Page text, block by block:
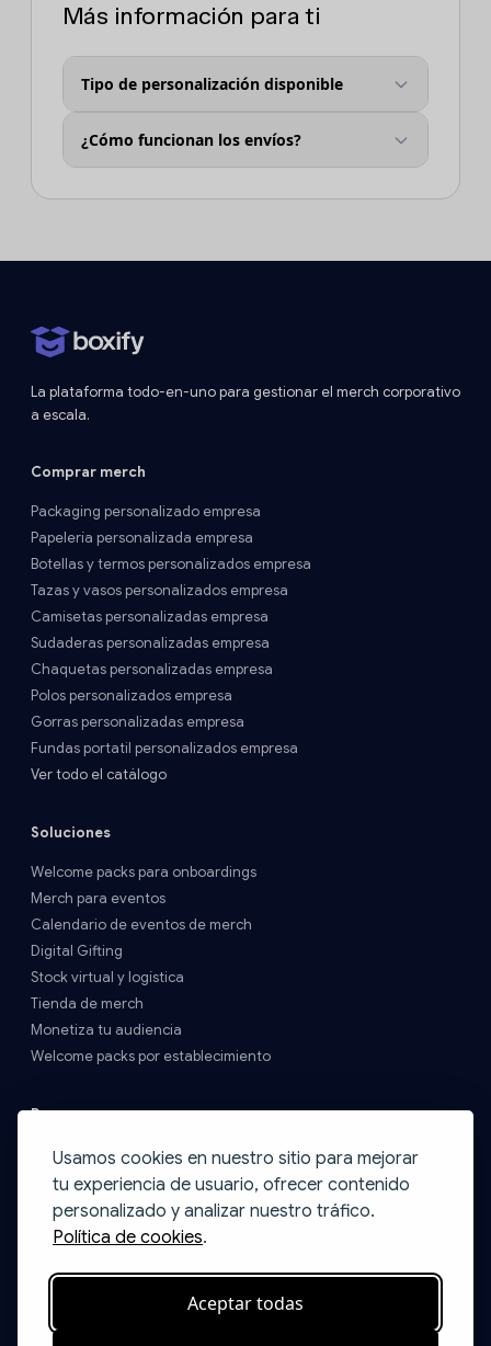
Usamos cookies en nuestro sitio para mejorar
tu experiencia de usuario, ofrecer contenido
personalizado y analizar nuestro tráfico.
Política de cookies.
Aceptar todas
Más información para ti
Tipo de personalización disponible
¿Cómo funcionan los envíos?
La plataforma todo-en-uno para gestionar el merch corporativo
a escala.
Comprar merch
Packaging personalizado empresa
Papelería personalizada empresa
Botellas y termos personalizados empresa
Tazas y vasos personalizados empresa
Camisetas personalizadas empresa
Sudaderas personalizadas empresa
Chaquetas personalizadas empresa
Polos personalizados empresa
Gorras personalizadas empresa
Fundas portatil personalizados empresa
Ver todo el catálogo
Soluciones
Welcome packs para onboardings
Merch para eventos
Calendario de eventos de merch
Digital Gifting
Stock virtual y logística
Tienda de merch
Monetiza tu audiencia
Welcome packs por establecimiento
Recursos
Precios y Envíos
FAQs
Contacto
Blog
Catálogo Print on Demand